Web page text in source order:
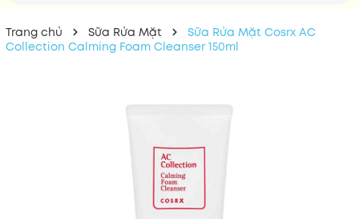
Trang chủ Sữa Rửa Mặt
Sữa Rửa Mặt Cosrx AC
Collection Calming Foam Cleanser 150ml